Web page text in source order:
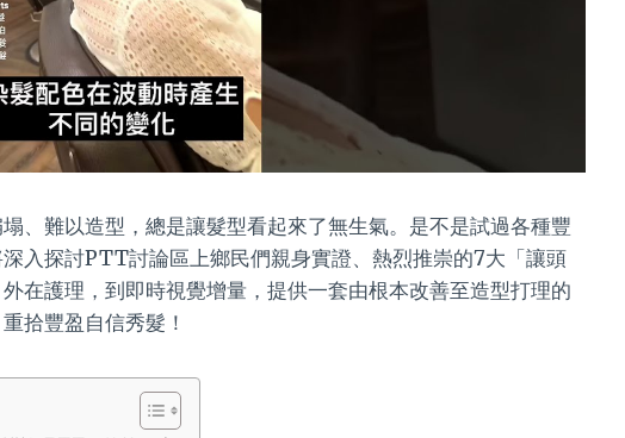
、難以造型，總是讓髮型看起來了無生氣。是不是試過各種豐
入探討PTT討論區上鄉民們親身實證、熱烈推崇的7大「讓頭
在護理，到即時視覺增量，提供一套由根本改善至造型打理的
拾豐盈自信秀髮！